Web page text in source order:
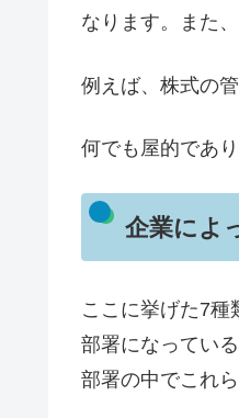
なります。また
例えば、株式の
何でも屋的であ
企業によ
ここに挙げた7種
部署になってい
部署の中でこれ